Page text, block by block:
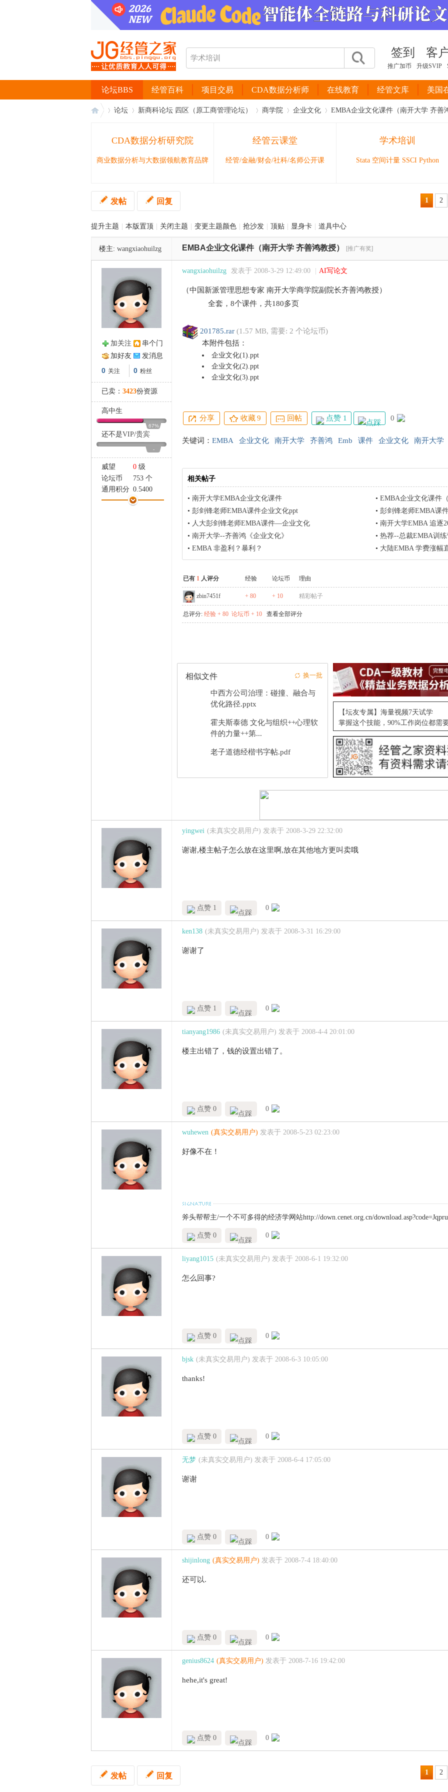
签到 客
推广加币 升级SVIP
经管百科 项目交易 CDA数据分析师 在线教育 经管文库 美国
论坛BBS
论坛 新商科论坛 四区（原工商管理论坛） 商学院 企业文化 EMBA企业文化课件（南开大学 齐善
CDA数据分析研究院
商业数据分析与大数据领航教育品牌
经管云课堂
经管/金融/财会/社科/名师公开课
学术培训
Stata 空间计量 SSCI Python
1 2
发帖 回复
提升主题 本版置顶 关闭主题 变更主题颜色 抢沙发 顶贴 显身卡 道具中心
楼主: wangxiaohuilzg EMBA企业文化课件（南开大学 齐善鸿教授） [推广有奖]
加关注
串个门
加好友
发消息
0 关注 0 粉丝
已卖： 3423份资源
高中生
67%
还不是VIP/贵宾
-
威望 0 级
论坛币
753 个
通用积分 0.5400
学术水平
1 点
wangxiaohuilzg 发表于 2008-3-29 12:49:00 AI写论文
（中国新派管理思想专家 南开大学商学院副院长齐善鸿教授）
全套，8个课件，共180多页
201785.rar (1.57 MB, 需要: 2 个论坛币)
本附件包括：
企业文化(1).ppt
企业文化(2).ppt
企业文化(3).ppt
企业文化(6).ppt
企业文化(7).ppt
分享 收藏9 回帖 点赞 1 0
关键词： EMBA 企业文化 南开大学 齐善鸿 Emb 课件 企业文化 南开大学
相关帖子
• 南开大学EMBA企业文化课件 • EMBA企业文化课件
• 彭剑锋老师EMBA课件企业文化ppt • 彭剑锋老师EMBA课
• 人大彭剑锋老师EMBA课件—企业文化 • 南开大学EMBA 追逐
• 南开大学--齐善鸿《企业文化》 • 热荐--总裁EMBA训
• EMBA 非盈利？暴利？ • 大陆EMBA 学费涨幅
已有 1 人评分 经验 论坛币 理由
zbin7451f + 80 + 10 精彩帖子
总评分: 经验 + 80 论坛币 + 10 查看全部评分
相似文件 换一批
中西方公司治理：碰撞、融合与
优化路径.pptx
霍夫斯泰德 文化与组织++心理软
件的力量++第...
老子道德经楷书字帖.pdf
【坛友专属】海量视频7天试学
掌握这个技能，90%工作岗位都需
yingwei (未真实交易用户) 发表于 2008-3-29 22:32:00
谢谢,楼主帖子怎么放在这里啊,放在其他地方更叫卖哦
点赞 1 0
ken138 (未真实交易用户) 发表于 2008-3-31 16:29:00
谢谢了
点赞 1 0
tianyang1986 (未真实交易用户) 发表于 2008-4-4 20:01:00
楼主出错了，钱的设置出错了。
点赞 0 0
wuhewen (真实交易用户) 发表于 2008-5-23 02:23:00
好像不在！
斧头帮帮主/一个不可多得的经济学网站http://down.cenet.org.cn/
点赞 0 0
liyang1015 (未真实交易用户) 发表于 2008-6-1 19:32:00
怎么回事?
点赞 0 0
bjsk (未真实交易用户) 发表于 2008-6-3 10:05:00
thanks!
点赞 0 0
无梦 (未真实交易用户) 发表于 2008-6-4 17:05:00
谢谢
点赞 0 0
shijinlong (真实交易用户) 发表于 2008-7-4 18:40:00
还可以.
点赞 0 0
genius8624 (真实交易用户) 发表于 2008-7-16 19:42:00
hehe,it's great!
点赞 0 0
1 2
发帖 回复